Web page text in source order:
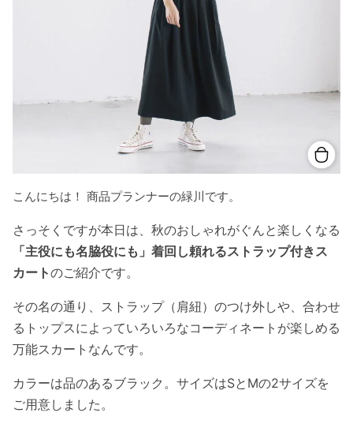
こんにちは！ 商品プランナーの緑川です。
さっそくですが本日は、秋のおしゃれがぐんと楽しくなる
「主役にも名脇役にも」着回し頼れるストラップ付きス
カートのご紹介です。
その名の通り、ストラップ（肩紐）のつけ外しや、合わせ
るトップスによっていろいろなコーディネートが楽しめる
万能スカートなんです。
カラーは品のあるブラック。サイズはSとMの2サイズを
ご用意しました。